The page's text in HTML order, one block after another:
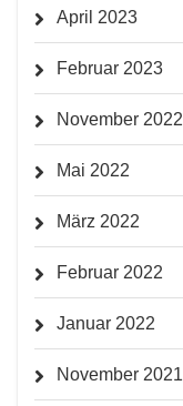
April 2023
Februar 2023
November 2022
Mai 2022
März 2022
Februar 2022
Januar 2022
November 2021